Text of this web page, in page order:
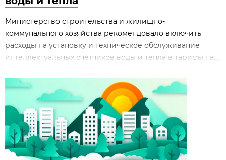
Министерство строительства и жилищно-
коммунального хозяйства рекомендовало включить
расходы на установку и техническое обслуживание
интеллектуальных счетчиков воды и тепла в тарифы на...